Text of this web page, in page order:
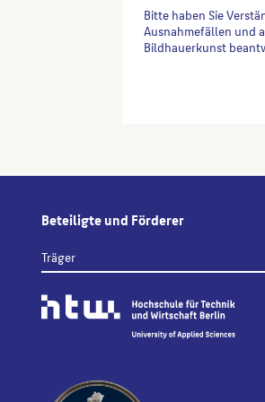
Bitte haben Sie
Ausnahmefällen und
Bildhauerkunst
Beteiligte und Förderer
Träger